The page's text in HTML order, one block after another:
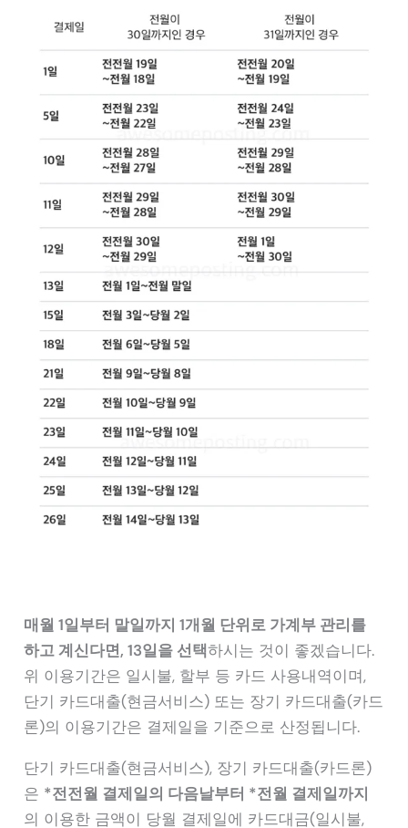
매월 1일부터 말일까지 1개월 단위로 가계부 관리를
하고 계신다면, 13일을 선택하시는 것이 좋겠습니다.
위 이용기간은 일시불, 할부 등 카드 사용내역이며,
단기 카드대출(현금서비스) 또는 장기 카드대출(카드
론)의 이용기간은 결제일을 기준으로 산정됩니다.
단기 카드대출(현금서비스), 장기 카드대출(카드론)
은 *전전월 결제일의 다음날부터 *전월 결제일까지
의 이용한 금액이 당월 결제일에 카드대금(일시불,